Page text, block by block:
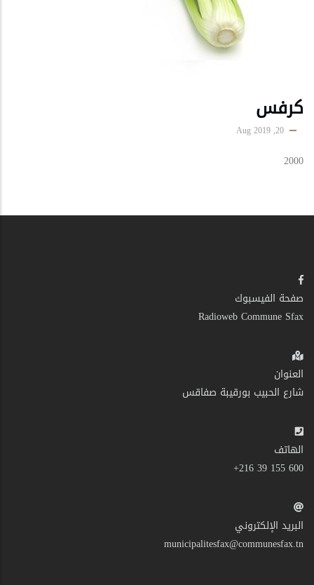
كرفس
2000
صفحة الفيسبوك
Radioweb Commune Sfax
العنوان
شارع الحبيب بورقيبة صفاقس
الهاتف
600 155 39 216+
البريد الإلكتروني
municipalitesfax@communesfax.tn